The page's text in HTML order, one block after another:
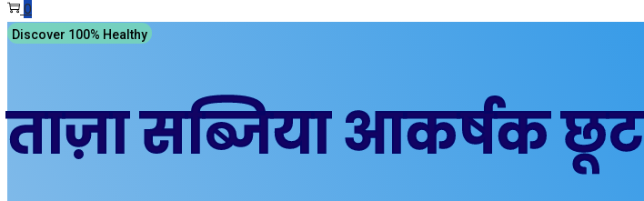
0
Discover 100% Healthy
ताज़ा सब्जिया आकर्षक छूट